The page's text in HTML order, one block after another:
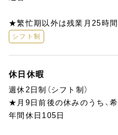
★繁忙期以外は残業月25時間
シフト制
休日休暇
週休2日制（シフト制）
★月9日前後の休みのうち、
年間休日105日